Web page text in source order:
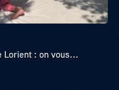
Lorient : on vous...